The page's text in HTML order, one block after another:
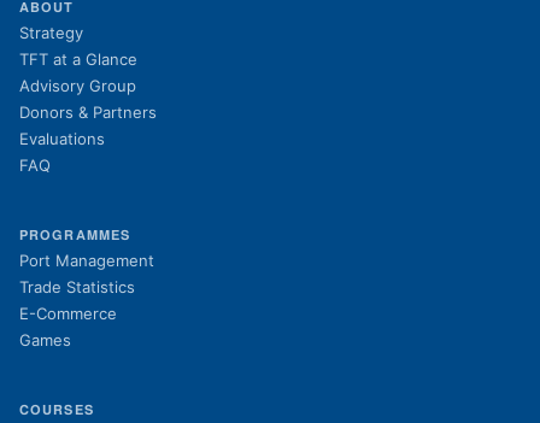
ABOUT
Strategy
TFT at a Glance
Advisory Group
Donors & Partners
Evaluations
FAQ
PROGRAMMES
Port Management
Trade Statistics
E-Commerce
Games
COURSES